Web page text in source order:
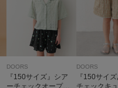
DOORS
『150サイズ』シア
ーチェックオープン
DOORS
『150サイ
チェックキ